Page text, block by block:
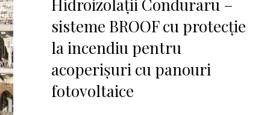
Hidroizolații Conduraru –
sisteme BROOF cu protecție
la incendiu pentru
acoperișuri cu panouri
fotovoltaice